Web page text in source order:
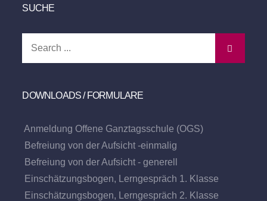
SUCHE
DOWNLOADS / FORMULARE
Anmeldung Offene Ganztagsschule (OGS)
Befreiung von der Aufsicht -einmalig
Befreiung von der Aufsicht - generell
Einschätzungsbogen, Lerngespräch 1. Klasse
Einschätzungsbogen, Lerngespräch 2. Klasse